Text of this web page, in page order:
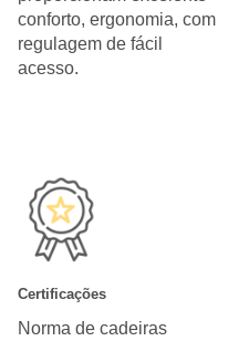
conforto, ergonomia, com
regulagem de fácil
acesso.
Certificações
Norma de cadeiras